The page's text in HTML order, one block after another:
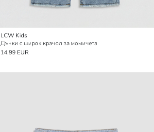
LCW Kids
Дънки с широк крачол за момичета
14.99 EUR